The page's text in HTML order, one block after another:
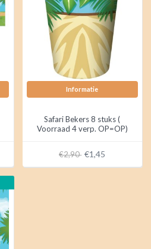
Informatie
Safari Bekers 8 stuks (
Voorraad 4 verp. OP=OP)
€2,90 €1,45